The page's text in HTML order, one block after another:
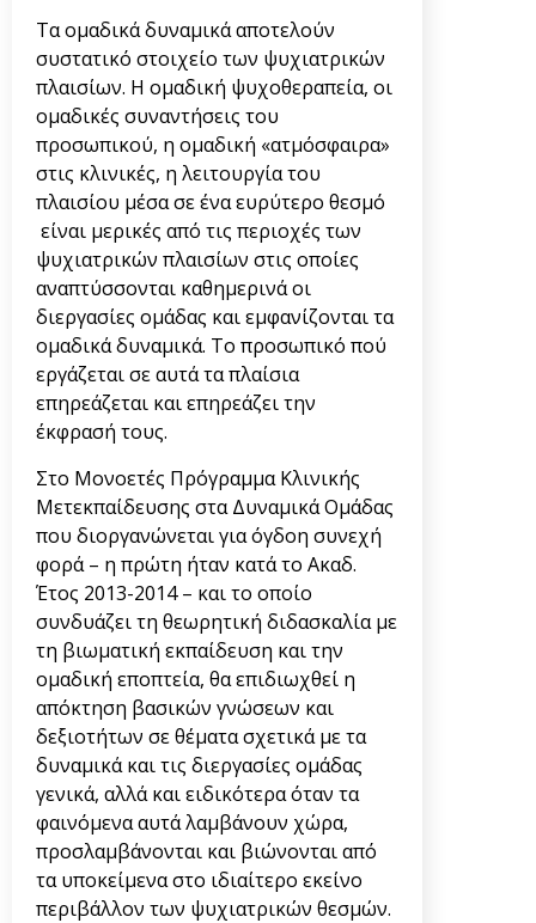
Τα ομαδικά δυναμικά αποτελούν
συστατικό στοιχείο των ψυχιατρικών
πλαισίων. Η ομαδική ψυχοθεραπεία, οι
ομαδικές συναντήσεις του
προσωπικού, η ομαδική «ατμόσφαιρα»
στις κλινικές, η λειτουργία του
πλαισίου μέσα σε ένα ευρύτερο θεσμό
είναι μερικές από τις περιοχές των
ψυχιατρικών πλαισίων στις οποίες
αναπτύσσονται καθημερινά οι
διεργασίες ομάδας και εμφανίζονται τα
ομαδικά δυναμικά. Το προσωπικό πού
εργάζεται σε αυτά τα πλαίσια
επηρεάζεται και επηρεάζει την
έκφρασή τους.
Στο Μονοετές Πρόγραμμα Κλινικής
Μετεκπαίδευσης στα Δυναμικά Ομάδας
που διοργανώνεται για όγδοη συνεχή
φορά – η πρώτη ήταν κατά το Ακαδ.
Έτος 2013-2014 – και το οποίο
συνδυάζει τη θεωρητική διδασκαλία με
τη βιωματική εκπαίδευση και την
ομαδική εποπτεία, θα επιδιωχθεί η
απόκτηση βασικών γνώσεων και
δεξιοτήτων σε θέματα σχετικά με τα
δυναμικά και τις διεργασίες ομάδας
γενικά, αλλά και ειδικότερα όταν τα
φαινόμενα αυτά λαμβάνουν χώρα,
προσλαμβάνονται και βιώνονται από
τα υποκείμενα στο ιδιαίτερο εκείνο
περιβάλλον των ψυχιατρικών θεσμών.